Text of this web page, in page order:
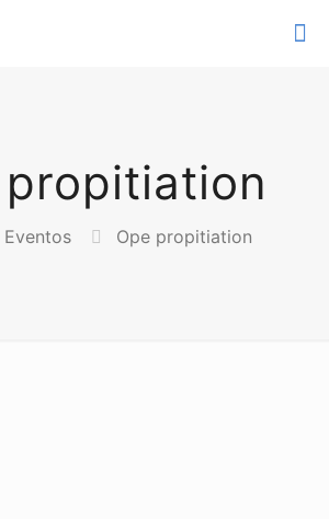
Eventos Ope propitiation